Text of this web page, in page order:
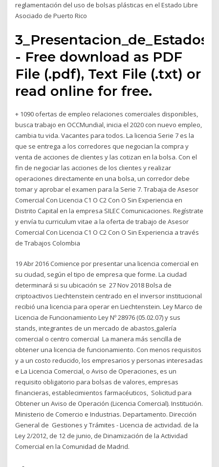
reglamentación del uso de bolsas plásticas en el Estado Libre
Asociado de Puerto Rico
- Free download as PDF
File (.pdf), Text File (.txt) or
read online for free.
+ 1090 ofertas de empleo relaciones comerciales disponibles,
busca trabajo en OCCMundial, inicia el 2020 con nuevo empleo,
cambia tu vida. Vacantes para todos. La licencia Serie 7 es la
que se entrega a los corredores que negocian la compra y
venta de acciones de clientes y las cotizan en la bolsa. Con el
fin de negociar las acciones de los clientes y realizar
operaciones directamente en una bolsa, un corredor debe
tomar y aprobar el examen para la Serie 7. Trabaja de Asesor
Comercial Con Licencia C1 O C2 Con O Sin Experiencia en
Distrito Capital en la empresa SILEC Comunicaciones. Regístrate
y envía tu curriculum vitae a la oferta de trabajo de Asesor
Comercial Con Licencia C1 O C2 Con O Sin Experiencia a través
de Trabajos Colombia
19 Abr 2016 Comience por presentar una licencia comercial en
su ciudad, según el tipo de empresa que forme. La ciudad
determinará si su ubicación se 27 Nov 2018 Bolsa de
criptoactivos Liechtenstein centrado en el inversor institucional
recibió una licencia para operar en Liechtenstein. Ley Marco de
Licencia de Funcionamiento Ley Nº 28976 (05.02.07) y sus
stands, integrantes de un mercado de abastos,galería
comercial o centro comercial La manera más sencilla de
obtener una licencia de funcionamiento. Con menos requisitos
y a un costo reducido, los empresarios y personas interesadas
e La Licencia Comercial, o Aviso de Operaciones, es un
requisito obligatorio para bolsas de valores, empresas
financieras, establecimientos farmacéuticos, Solicitud para
Obtener un Aviso de Operación (Licencia Comercial). Institución.
Ministerio de Comercio e Industrias. Departamento. Dirección
General de Gestiones y Trámites - Licencia de actividad. de la
Ley 2/2012, de 12 de junio, de Dinamización de la Actividad
Comercial en la Comunidad de Madrid.